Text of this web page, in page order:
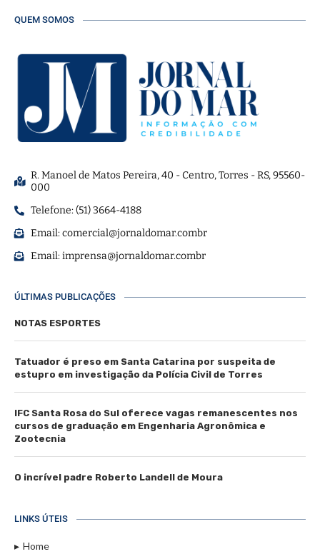
QUEM SOMOS
R. Manoel de Matos Pereira, 40 - Centro, Torres - RS, 95560-
000
Telefone: (51) 3664-4188
Email:comercial@jornaldomar.combr
Email:imprensa@jornaldomar.combr
ÚLTIMAS PUBLICAÇÕES
NOTAS ESPORTES
Tatuador é preso em Santa Catarina por suspeita de
estupro em investigação da Polícia Civil de Torres
IFC Santa Rosa do Sul oferece vagas remanescentes nos
cursos de graduação em Engenharia Agronômica e
Zootecnia
O incrível padre Roberto Landell de Moura
LINKS ÚTEIS
Home